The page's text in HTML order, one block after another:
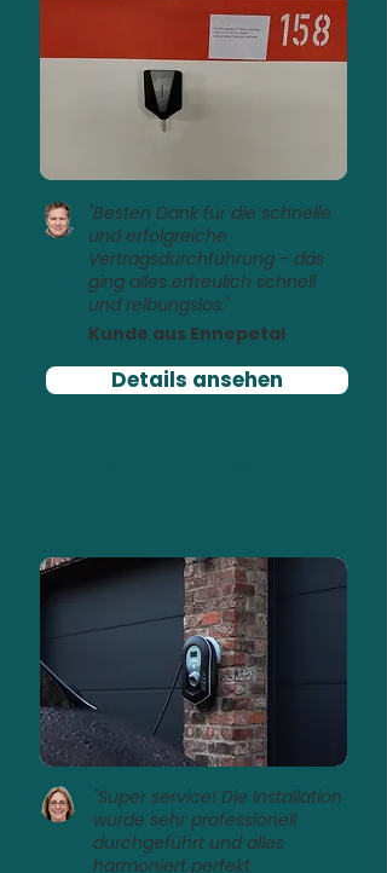
"Besten Dank für die schnelle
und erfolgreiche
Vertragsdurchführung - das
ging alles erfreulich schnell
und reibungslos."
Kunde aus Ennepetal
Details ansehen
"Super service! Die Installation
wurde sehr professionell
durchgeführt und alles
harmoniert perfekt